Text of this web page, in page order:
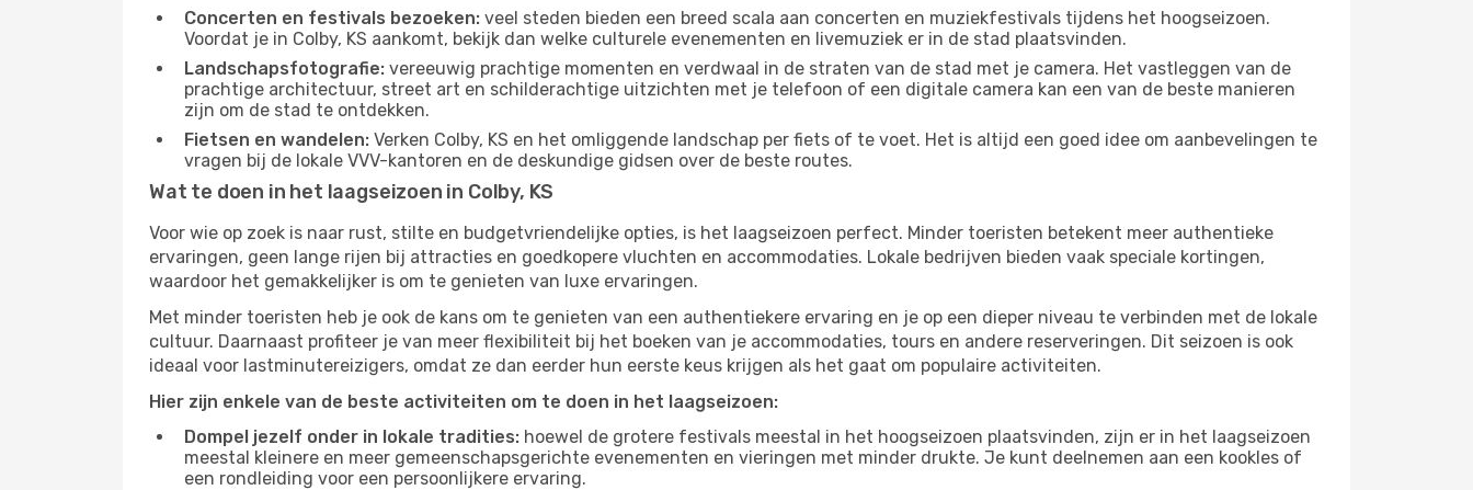
Concerten en festivals bezoeken: veel steden bieden een breed scala aan concerten en muziekfestivals tijdens het hoogseizoen.
Voordat je in Colby, KS aankomt, bekijk dan welke culturele evenementen en livemuziek er in de stad plaatsvinden.
Landschapsfotografie: vereeuwig prachtige momenten en verdwaal in de straten van de stad met je camera. Het vastleggen van de
prachtige architectuur, street art en schilderachtige uitzichten met je telefoon of een digitale camera kan een van de beste manieren
zijn om de stad te ontdekken.
Fietsen en wandelen: Verken Colby, KS en het omliggende landschap per fiets of te voet. Het is altijd een goed idee om aanbevelingen te
vragen bij de lokale VVV-kantoren en de deskundige gidsen over de beste routes.
Wat te doen in het laagseizoen in Colby, KS
Voor wie op zoek is naar rust, stilte en budgetvriendelijke opties, is het laagseizoen perfect. Minder toeristen betekent meer authentieke
ervaringen, geen lange rijen bij attracties en goedkopere vluchten en accommodaties. Lokale bedrijven bieden vaak speciale kortingen,
waardoor het gemakkelijker is om te genieten van luxe ervaringen.
Met minder toeristen heb je ook de kans om te genieten van een authentiekere ervaring en je op een dieper niveau te verbinden met de lokale
cultuur. Daarnaast profiteer je van meer flexibiliteit bij het boeken van je accommodaties, tours en andere reserveringen. Dit seizoen is ook
ideaal voor lastminutereizigers, omdat ze dan eerder hun eerste keus krijgen als het gaat om populaire activiteiten.
Hier zijn enkele van de beste activiteiten om te doen in het laagseizoen:
Dompel jezelf onder in lokale tradities: hoewel de grotere festivals meestal in het hoogseizoen plaatsvinden, zijn er in het laagseizoen
meestal kleinere en meer gemeenschapsgerichte evenementen en vieringen met minder drukte. Je kunt deelnemen aan een kookles of
een rondleiding voor een persoonlijkere ervaring.